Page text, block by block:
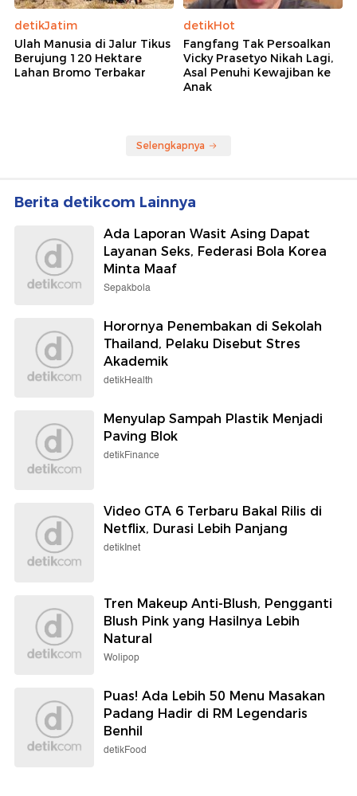
detikJatim
Ulah Manusia di Jalur Tikus
Berujung 120 Hektare
Lahan Bromo Terbakar
detikHot
Fangfang Tak Persoalkan
Vicky Prasetyo Nikah Lagi,
Asal Penuhi Kewajiban ke
Anak
Selengkapnya
Berita detikcom Lainnya
Ada Laporan Wasit Asing Dapat
Layanan Seks, Federasi Bola Korea
Minta Maaf
Sepakbola
Horornya Penembakan di Sekolah
Thailand, Pelaku Disebut Stres
Akademik
detikHealth
Menyulap Sampah Plastik Menjadi
Paving Blok
detikFinance
Video GTA 6 Terbaru Bakal Rilis di
Netflix, Durasi Lebih Panjang
detikInet
Tren Makeup Anti-Blush, Pengganti
Blush Pink yang Hasilnya Lebih
Natural
Wolipop
Puas! Ada Lebih 50 Menu Masakan
Padang Hadir di RM Legendaris
Benhil
detikFood